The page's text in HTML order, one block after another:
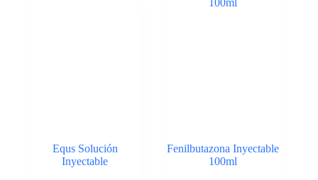
Equs Solución
Inyectable
Fenilbutazona Inyectable
100ml